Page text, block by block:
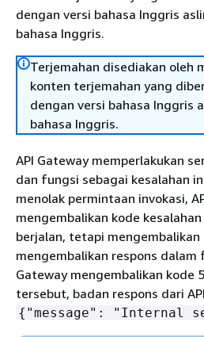
dengan versi bahasa Inggris
bahasa Inggris.
Terjemahan disediakan oleh
konten terjemahan yang
dengan versi bahasa Inggris
bahasa Inggris.
API Gateway memperlakukan
dan fungsi sebagai kesalahan
menolak permintaan invokasi,
mengembalikan kode
berjalan, tetapi mengembalikan
mengembalikan respons dalam
Gateway mengembalikan kode
tersebut, badan respons dari
{ "message": "Internal